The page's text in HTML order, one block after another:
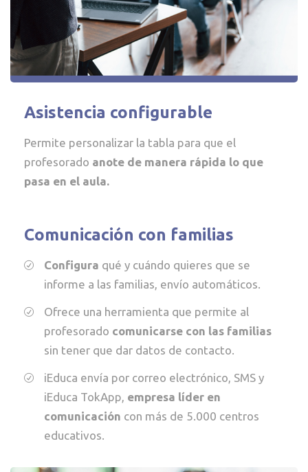
Asistencia configurable
Permite personalizar la tabla para que el
profesorado anote de manera rápida lo que
pasa en el aula.
Comunicación con familias
Configura qué y cuándo quieres que se
informe a las familias, envío automáticos.
Ofrece una herramienta que permite al
profesorado comunicarse con las familias
sin tener que dar datos de contacto.
iEduca envía por correo electrónico, SMS y
iEduca TokApp, empresa líder en
comunicación con más de 5.000 centros
educativos.